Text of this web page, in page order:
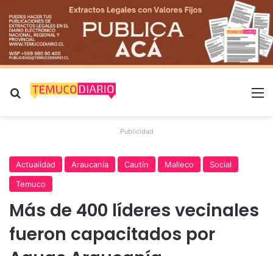
Buscar por
Publicidad
Actualidad Araucanía Cautín Malleco
Social
Temuco
Más de 400 líderes vecinales
fueron capacitados por